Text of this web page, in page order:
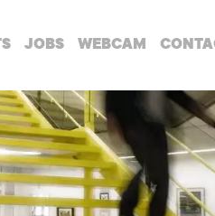
JOBS WEBCAM